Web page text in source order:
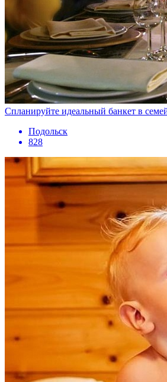
Спланируйте идеальный банкет в
Подольск
828